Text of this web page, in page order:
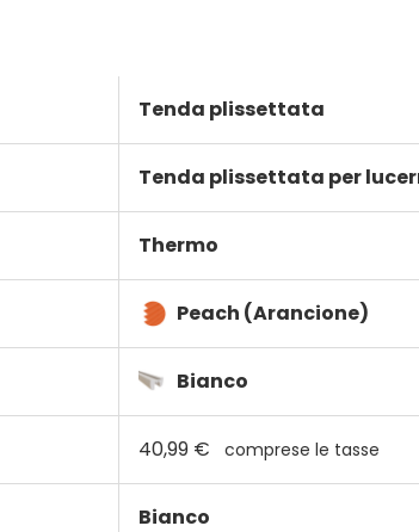
Tenda plissettata
Tenda plissettata per
Thermo
Peach (Arancione)
Bianco
40,99 € comprese le tasse
Bianco